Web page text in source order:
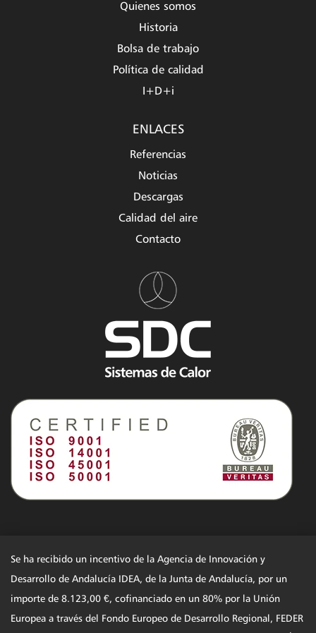
Quienes somos
Historia
Bolsa de trabajo
Política de calidad
I+D+i
ENLACES
Referencias
Noticias
Descargas
Calidad del aire
Contacto
Se ha recibido un incentivo de la Agencia de Innovación y
Desarrollo de Andalucía IDEA, de la Junta de Andalucía, por un
importe de 8.123,00 €, cofinanciado en un 80% por la Unión
Europea a través del Fondo Europeo de Desarrollo Regional, FEDER